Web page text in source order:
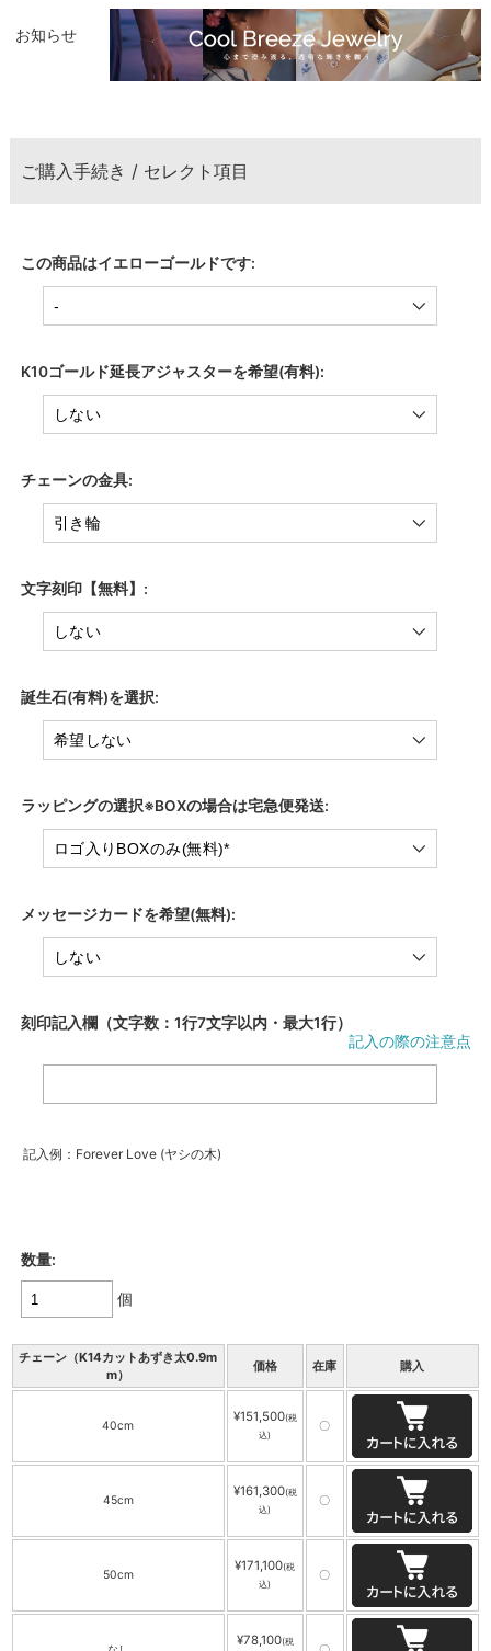
お知らせ
ご購入手続き / セレクト項目
この商品はイエローゴールドです:
K10ゴールド延長アジャスターを希望(有料):
チェーンの金具:
文字刻印【無料】:
誕生石(有料)を選択:
ラッピングの選択※BOXの場合は宅急便発送:
メッセージカードを希望(無料):
刻印記入欄（文字数：1行7文字以内・最大1行）
記入の際の注意点
記入例：Forever Love (ヤシの木)
数量:
個
チェーン（K14カットあずき太0.9m
m）
価格 在庫 購入
40cm
¥151,500(税
込)
〇
45cm
¥161,300(税
込)
〇
50cm
¥171,100(税
込)
〇
¥78,100(税